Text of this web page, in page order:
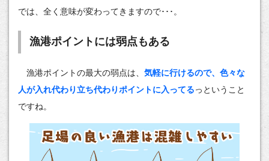
では、全く意味が変わってきますので･･･。
漁港ポイントには弱点もある
漁港ポイントの最大の弱点は、 気軽に行けるので、色々な
人が入れ代わり立ち代わりポイントに入ってるっということ
ですね。